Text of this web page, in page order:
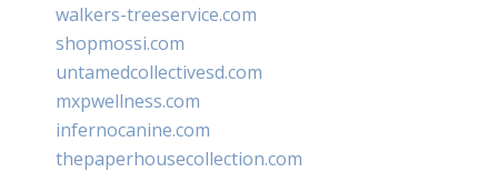
walkers-treeservice.com
shopmossi.com
untamedcollectivesd.com
mxpwellness.com
infernocanine.com
thepaperhousecollection.com